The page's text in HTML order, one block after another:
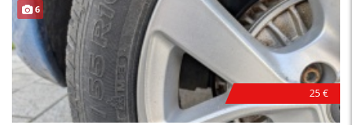
6 PRILIKA !
25 €